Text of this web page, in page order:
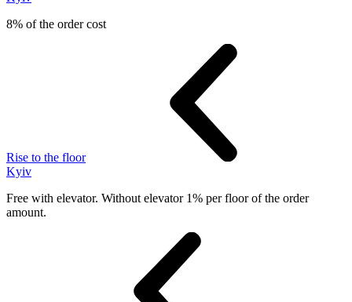
8% of the order cost
Rise to the floor
Kyiv
Free with elevator. Without elevator 1% per floor of the order
amount.